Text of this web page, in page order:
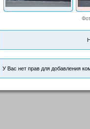
У Вас нет прав для добавления